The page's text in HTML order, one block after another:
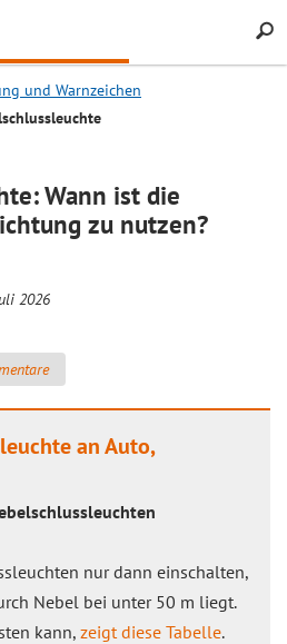
Search
und Warnzeichen
Wann ist die
zu nutzen?
2026
an Auto,
nur dann einschalten,
Nebel bei unter 50 m liegt.
kann, zeigt diese Tabelle.